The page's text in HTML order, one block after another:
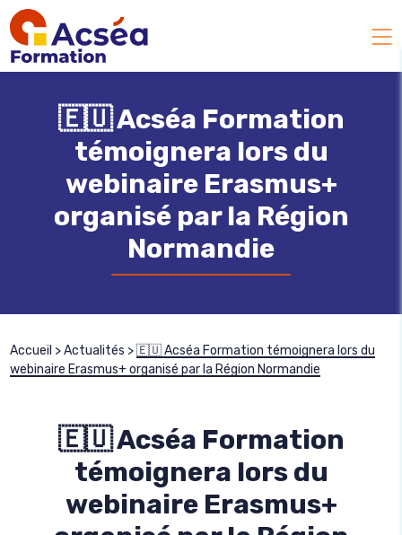
🇪🇺Acséa Formation
témoignera lors du
webinaire Erasmus+
organisé par la Région
Normandie
Accueil >Actualités >🇪🇺 Acséa Formation témoignera lors du
webinaire Erasmus+ organisé par la Région Normandie
🇪🇺 Acséa Formation
témoignera lors du
webinaire Erasmus+